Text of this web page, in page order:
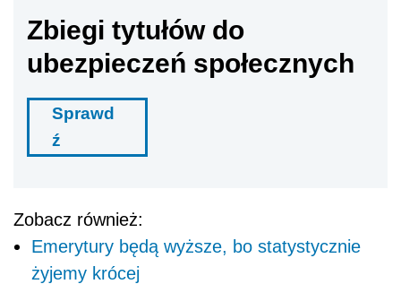
Zbiegi tytułów do
ubezpieczeń społecznych
Sprawd
ź
Zobacz również:
Emerytury będą wyższe, bo statystycznie
żyjemy krócej